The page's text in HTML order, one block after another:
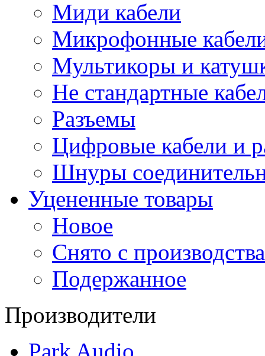
Миди кабели
Микрофонные
Мультикоры и
Не стандартные
Разъемы
Цифровые кабели и
Шнуры
Уцененные товары
Новое
Снято с производства
Подержанное
Производители